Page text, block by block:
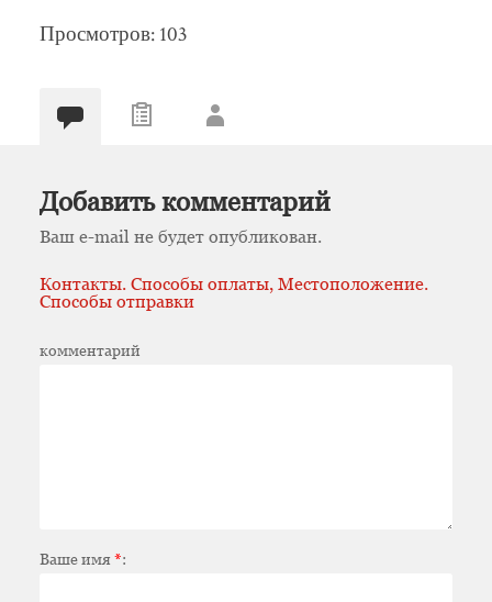
Просмотров: 103
Добавить комментарий
Ваш e-mail не будет опубликован.
Контакты. Способы оплаты, Местоположение.
Способы отправки
комментарий
Ваше имя*: